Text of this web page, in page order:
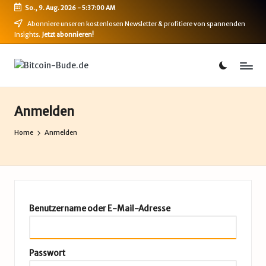
Skip
So., 9. Aug. 2026-5:37:00 AM
Abonniere unseren kostenlosen Newsletter & profitiere von spannenden
Insights. Jetzt abonnieren!
B
i
t
c
i
Bitcoin,
&
mehr
Anmelden
Home Anmelden
Benutzername oder E-Mail-Adresse
Passwort